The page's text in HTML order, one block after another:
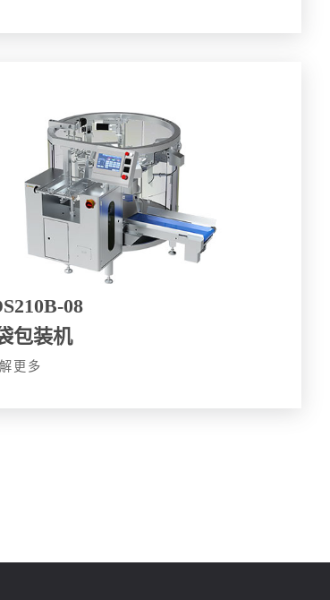
08
包装机
解更多